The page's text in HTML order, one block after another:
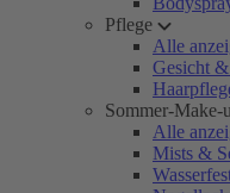
Pflege
Alle
Gesicht
Sommer-Make-
Alle
Mists &